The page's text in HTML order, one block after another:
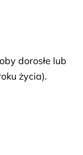
dorosłe lub
życia).